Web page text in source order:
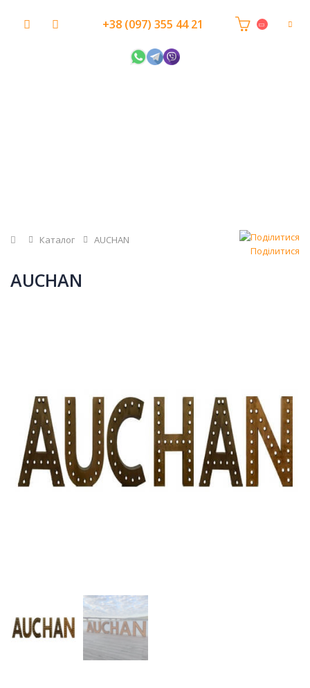
+38 (097) 355 44 21
Головна
Каталог
AUCHAN
Поділитися
AUCHAN